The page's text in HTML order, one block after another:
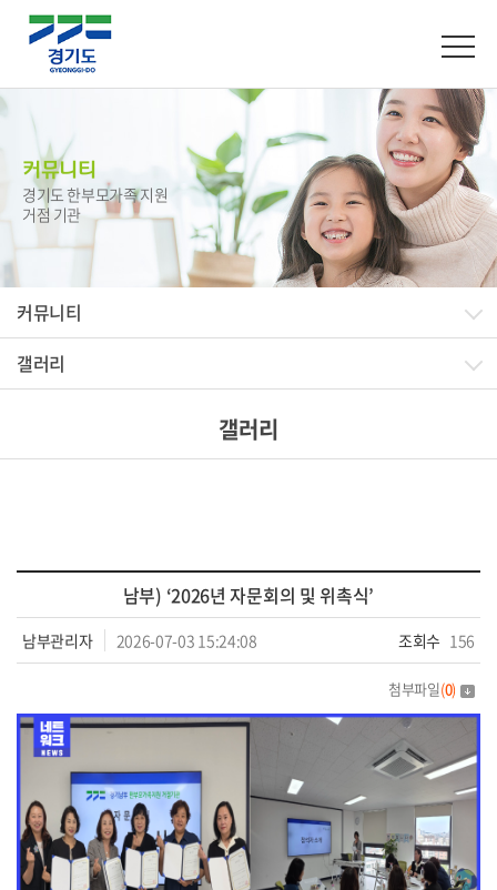
커뮤니티
경기도 한부모가족 지원
거점 기관
커뮤니티
갤러리
갤러리
남부) ‘2026년 자문회의 및 위촉식’
남부관리자 2026-07-03 15:24:08 조회수 156
첨부파일(0)